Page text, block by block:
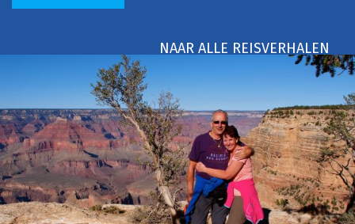
NAAR ALLE REISVERHALEN